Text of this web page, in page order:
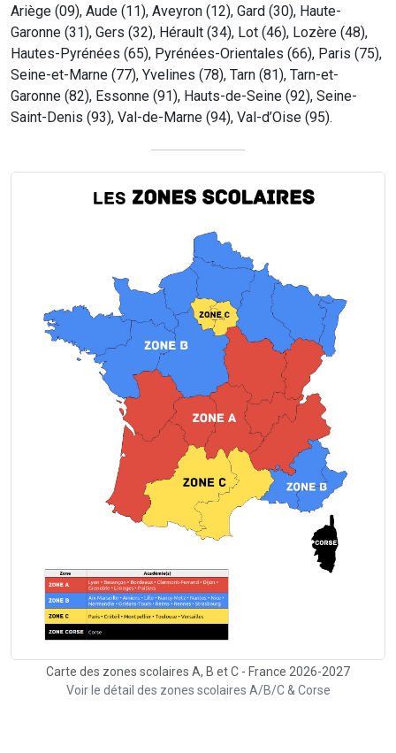
Ariège (09), Aude (11), Aveyron (12), Gard (30), Haute-
Garonne (31), Gers (32), Hérault (34), Lot (46), Lozère (48),
Hautes-Pyrénées (65), Pyrénées-Orientales (66), Paris (75),
Seine-et-Marne (77), Yvelines (78), Tarn (81), Tarn-et-
Garonne (82), Essonne (91), Hauts-de-Seine (92), Seine-
Saint-Denis (93), Val-de-Marne (94), Val-d’Oise (95).
Carte des zones scolaires A, B et C - France 2026-2027
Voir le détail des zones scolaires A/B/C & Corse